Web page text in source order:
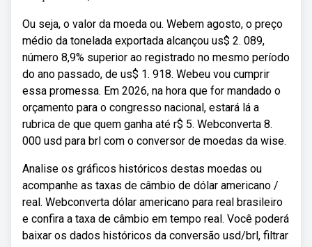
Ou seja, o valor da moeda ou. Webem agosto, o preço
médio da tonelada exportada alcançou us$ 2. 089,
número 8,9% superior ao registrado no mesmo período
do ano passado, de us$ 1. 918. Webeu vou cumprir
essa promessa. Em 2026, na hora que for mandado o
orçamento para o congresso nacional, estará lá a
rubrica de que quem ganha até r$ 5. Webconverta 8.
000 usd para brl com o conversor de moedas da wise.
Analise os gráficos históricos destas moedas ou
acompanhe as taxas de câmbio de dólar americano /
real. Webconverta dólar americano para real brasileiro
e confira a taxa de câmbio em tempo real. Você poderá
baixar os dados históricos da conversão usd/brl, filtrar